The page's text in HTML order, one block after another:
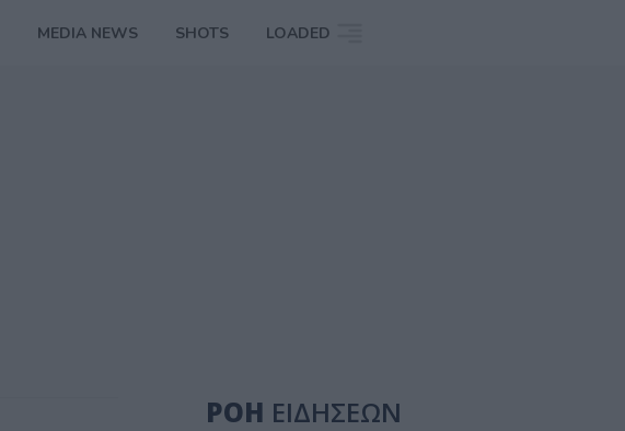
MEDIA NEWS SHOTS LOADED
ΡΟΗ ΕΙΔΗΣΕΩΝ